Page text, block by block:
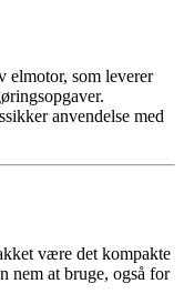
elmotor, som leverer
anvendelse med
være det kompakte
nem at bruge, også for